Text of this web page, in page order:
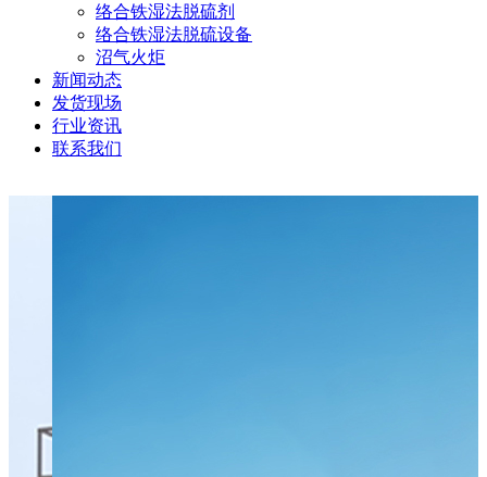
络合铁湿法脱硫剂
络合铁湿法脱硫设备
沼气火炬
新闻动态
发货现场
行业资讯
联系我们